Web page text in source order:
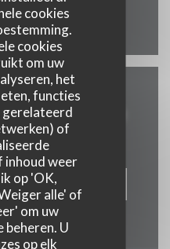
cookies
cookies
om uw
het
functies
gerelateerd
of
weer
op 'OK,
alle' of
om uw
U
op elk
((opent in een nieuw
Instagram ((opent in een
met ons op
TAFEL